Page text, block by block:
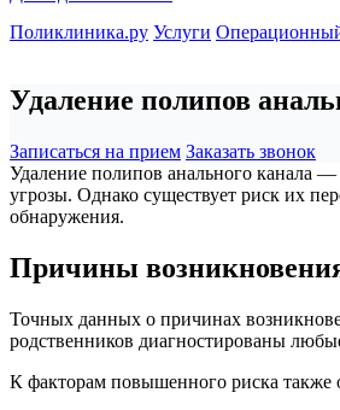
Поликлиника.ру Услуги
Удаление полипов
Записаться на прием Заказать звонок
Удаление полипов анального канала
угрозы. Однако существует риск их
обнаружения.
Причины
Точных данных о причинах
родственников диагностированы
К факторам повышенного риска также